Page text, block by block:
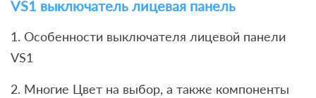
VS1 выключатель лицевая панель
1. Особенности выключателя лицевой панели
VS1
2. Многие Цвет на выбор, а также компоненты